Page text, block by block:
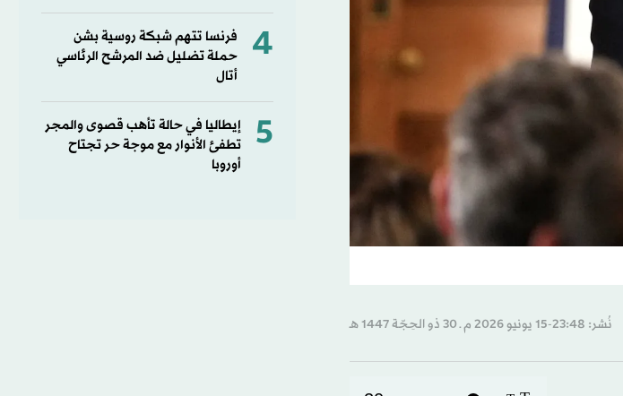
نُشر: 23:48-15 يونيو 2026 م ـ 30 ذو الحِجّة 1447 هـ
4
فرنسا تتهم شبكة روسية بشن
حملة تضليل ضد المرشح الرئاسي
أتال
5
إيطاليا في حالة تأهب قصوى والمجر
تطفئ الأنوار مع موجة حر تجتاح
أوروبا